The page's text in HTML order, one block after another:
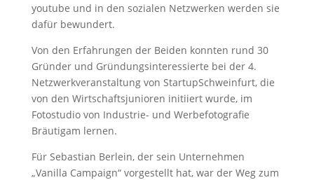
youtube und in den sozialen Netzwerken werden sie
dafür bewundert.
Von den Erfahrungen der Beiden konnten rund 30
Gründer und Gründungsinteressierte bei der 4.
Netzwerkveranstaltung von StartupSchweinfurt, die
von den Wirtschaftsjunioren initiiert wurde, im
Fotostudio von Industrie- und Werbefotografie
Bräutigam lernen.
Für Sebastian Berlein, der sein Unternehmen
„Vanilla Campaign“ vorgestellt hat, war der Weg zum